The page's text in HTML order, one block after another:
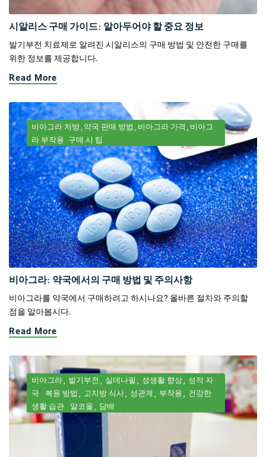
시알리스 구매 가이드: 알아두어야 할 중요 정보
발기부전 치료제로 알려진 시알리스의 구매 방법 및 안전한 구매를
위한 정보를 제공합니다.
Read More
비아그라 처방 약국 판매 방법 비아그라 가격
비아그
라 부작용 구매 시 팁
비아그라: 약국에서의 구매 방법 및 주의사항
비아그라를 약국에서 구매하려고 하시나요? 올바른 절차와 주의할
점을 알아봅시다.
Read More
비아그라 발기부전 실데나필 성생활 향상
성적 자
극
복용 방법 고지방 식사 성관계 부작용
건강한
생활 습관
알코올 담배